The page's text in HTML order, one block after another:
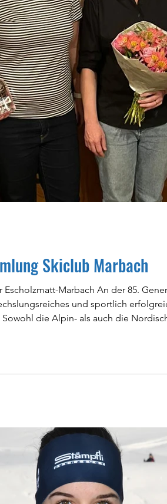
Skiclub Marbach
Marbach An der 85.
und sportlich
die Alpin- als auch die